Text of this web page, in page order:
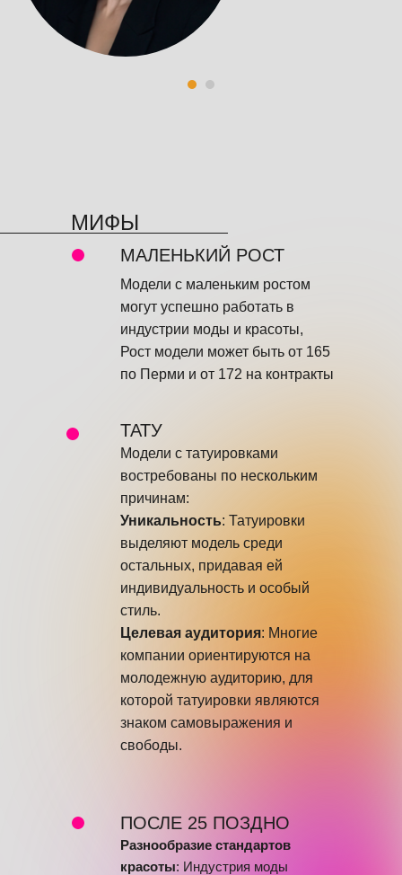
МИФЫ
Модели с маленьким ростом
могут успешно работать в
индустрии моды и красоты,
Рост модели может быть от 165
по Перми и от 172 на контракты
МАЛЕНЬКИЙ РОСТ
Модели с татуировками
востребованы по нескольким
причинам:
Уникальность: Татуировки
выделяют модель среди
остальных, придавая ей
индивидуальность и особый
стиль.
Целевая аудитория: Многие
компании ориентируются на
молодежную аудиторию, для
которой татуировки являются
знаком самовыражения и
свободы.
ТАТУ
Разнообразие стандартов
красоты: Индустрия моды
ПОСЛЕ 25 ПОЗДНО